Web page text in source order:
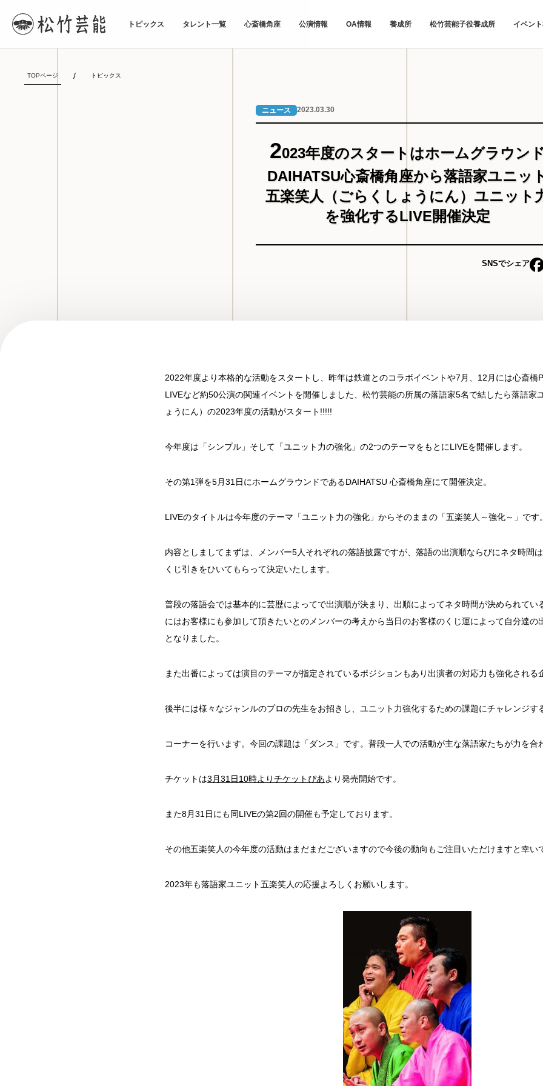
トピックス タレント一覧 心斎橋角座 公演情報 OA情報 養成所 松竹芸能子役養成所 イベン
TOPページ トピックス
ニュース 2023.03.30
2023年度のスタートはホームグラウン
DAIHATSU心斎橋角座から落語家ユニッ
五楽笑人（ごらくしょうにん）ユニット
を強化するLIVE開催決定
SNSでシェア
2022年度より本格的な活動をスタートし、昨年は鉄道とのコラボイベントや7月、12月には心斎
LIVEなど約50公演の関連イベントを開催しました、松竹芸能の所属の落語家5名で結したら落語家
ょうにん）の2023年度の活動がスタート!!!!!
今年度は「シンプル」そして「ユニット力の強化」の2つのテーマをもとにLIVEを開催します。
その第1弾を5月31日にホームグラウンドであるDAIHATSU 心斎橋角座にて開催決定。
LIVEのタイトルは今年度のテーマ「ユニット力の強化」からそのままの「五楽笑人～強化～」です
内容としましてまずは、メンバー5人それぞれの落語披露ですが、落語の出演順ならびにネタ時間
くじ引きをひいてもらって決定いたします。
普段の落語会では基本的に芸歴によってで出演順が決まり、出順によってネタ時間が決められてい
にはお客様にも参加して頂きたいとのメンバーの考えから当日のお客様のくじ運によって自分達の
となりました。
また出番によっては演目のテーマが指定されているポジションもあり出演者の対応力も強化される
後半には様々なジャンルのプロの先生をお招きし、ユニット力強化するための課題にチャレンジす
コーナーを行います。今回の課題は「ダンス」です。普段一人での活動が主な落語家たちが力を合
チケットは3月31日10時よりチケットぴあより発売開始です。
また8月31日にも同LIVEの第2回の開催も予定しております。
その他五楽笑人の今年度の活動はまだまだございますので今後の動向もご注目いただけますと幸い
2023年も落語家ユニット五楽笑人の応援よろしくお願いします。